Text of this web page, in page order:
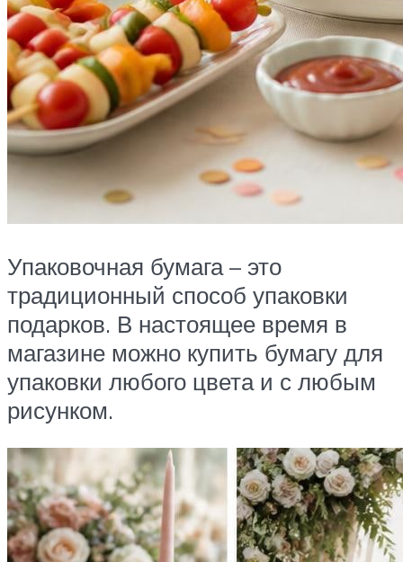
Упаковочная бумага – это
традиционный способ упаковки
подарков. В настоящее время в
магазине можно купить бумагу для
упаковки любого цвета и с любым
рисунком.